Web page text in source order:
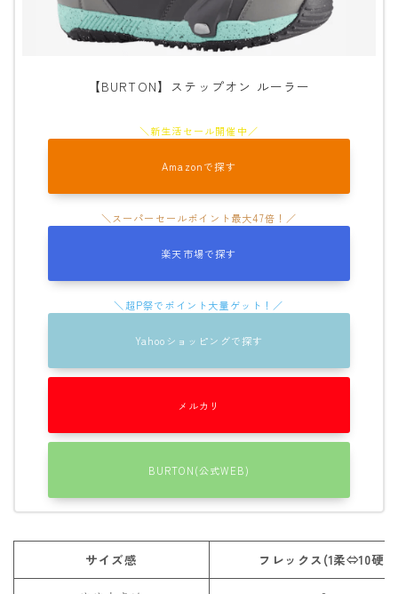
【BURTON】ステップオン ルーラー
Amazonで探す
楽天市場で探す
Yahooショッピングで探す
メルカリ
BURTON(公式WEB)
サイズ感 フレックス(1柔⇔10硬)